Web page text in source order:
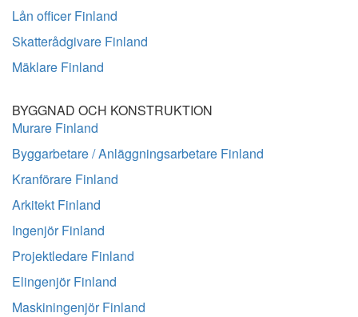
Lån officer Finland
Skatterådgivare Finland
Mäklare Finland
BYGGNAD OCH KONSTRUKTION
Murare Finland
Byggarbetare / Anläggningsarbetare Finland
Kranförare Finland
Arkitekt Finland
Ingenjör Finland
Projektledare Finland
Elingenjör Finland
Maskiningenjör Finland